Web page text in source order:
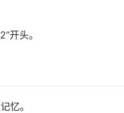
开头。
忆。